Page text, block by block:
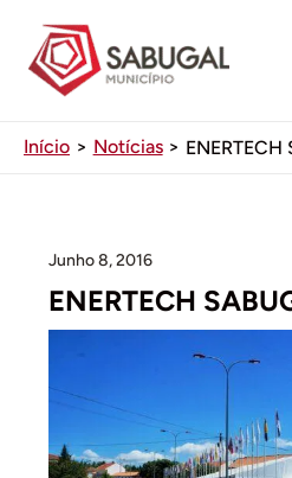
conteúdo
Início Notícias ENERTECH
Junho 8, 2016
ENERTECH